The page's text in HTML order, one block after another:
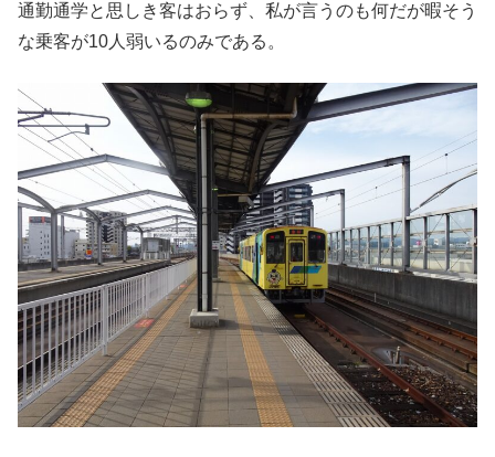
通勤通学と思しき客はおらず、私が言うのも何だが暇そう
な乗客が10人弱いるのみである。